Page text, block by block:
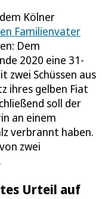
Kölner
Familienvater
Dem
2020 eine 31-
zwei Schüssen aus
ihres gelben Fiat
soll der
an einem
verbrannt haben.
zwei
Urteil auf